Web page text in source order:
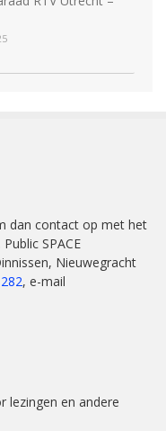
dan contact op met het
SPACE
Nieuwegracht
, e-mail
lezingen en andere